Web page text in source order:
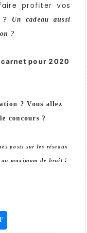
profiter vos
?
Un cadeau aussi
?
pour 2020
? Vous allez
concours ?
posts sur les réseaux
maximum de bruit !